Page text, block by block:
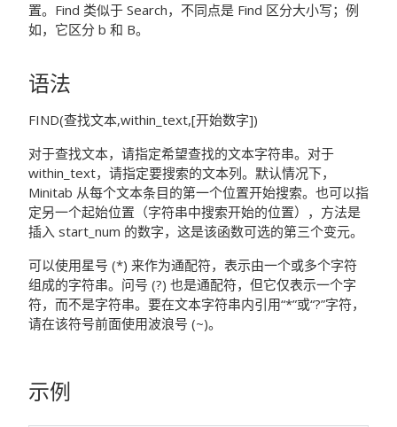
置。 Find 类似于 Search，不同点是 Find 区分大小写；例
如，它区分 b 和 B。
语法
FIND(查找文本,within_text,[开始数字])
对于查找文本，请指定希望查找的文本字符串。对于
within_text，请指定要搜索的文本列。默认情况下，
Minitab 从每个文本条目的第一个位置开始搜索。也可以指
定另一个起始位置（字符串中搜索开始的位置），方法是
插入 start_num 的数字，这是该函数可选的第三个变元。
可以使用星号 (*) 来作为通配符，表示由一个或多个字符
组成的字符串。问号 (?) 也是通配符，但它仅表示一个字
符，而不是字符串。要在文本字符串内引用“*”或“?”字符，
请在该符号前面使用波浪号 (~)。
示例